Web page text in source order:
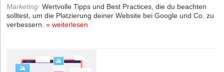
Marketing: Wertvolle Tipps und Best Practices, die du beachten
solltest, um die Platzierung deiner Website bei Google und Co. zu
verbessern. » weiterlesen